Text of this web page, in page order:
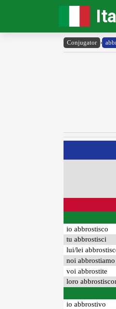
Conjugator ›
io abbrostisco
tu abbrostisci
lui/lei
noi abbrostiamo
voi abbrostite
loro
io abbrostivo